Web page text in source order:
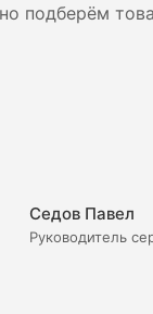
подберём
Седов Павел
Руководитель